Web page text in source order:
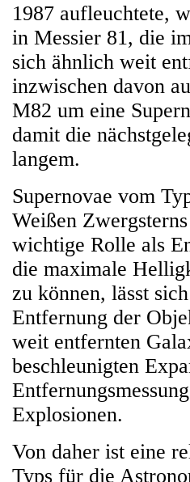
1987 aufleuchtete,
in Messier 81, die
sich ähnlich weit
inzwischen davon
M82 um eine
damit die
langem.
Supernovae vom
Weißen
wichtige Rolle als
die maximale
zu können, lässt
Entfernung der
weit entfernten
beschleunigten
Explosionen.
Von daher ist eine
Typs für die